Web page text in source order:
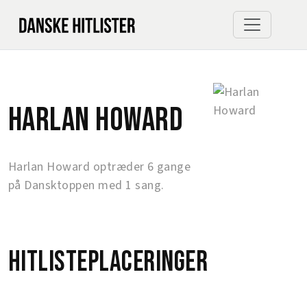
Harlan Howard
Harlan Howard optræder 6 gange
på Dansktoppen med 1 sang.
Hitlisteplaceringer